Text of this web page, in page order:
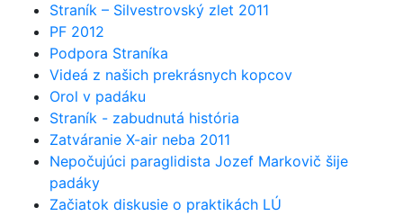
Straník – Silvestrovský zlet 2011
PF 2012
Podpora Straníka
Videá z našich prekrásnych kopcov
Orol v padáku
Straník - zabudnutá história
Zatváranie X-air neba 2011
Nepočujúci paraglidista Jozef Markovič šije
padáky
Začiatok diskusie o praktikách LÚ